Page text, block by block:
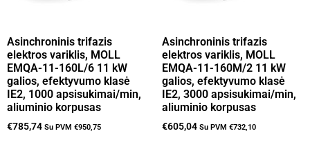
Asinchroninis trifazis
elektros variklis, MOLL
EMQA-11-160L/6 11 kW
galios, efektyvumo klasė
IE2, 1000 apsisukimai/min,
aliuminio korpusas
€785,74 Su PVM €950,75
Asinchroninis trifazis
elektros variklis, MOLL
EMQA-11-160M/2 11 kW
galios, efektyvumo klasė
IE2, 3000 apsisukimai/min,
aliuminio korpusas
€605,04 Su PVM €732,10